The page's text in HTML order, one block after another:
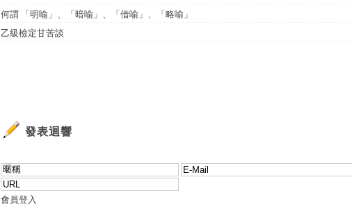
何謂 「明喻」、「暗喻」、「借喻」、「略喻」
乙級檢定甘苦談
發表迴響
會員登入